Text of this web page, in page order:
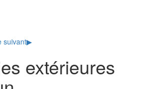
suivant▶
extérieures